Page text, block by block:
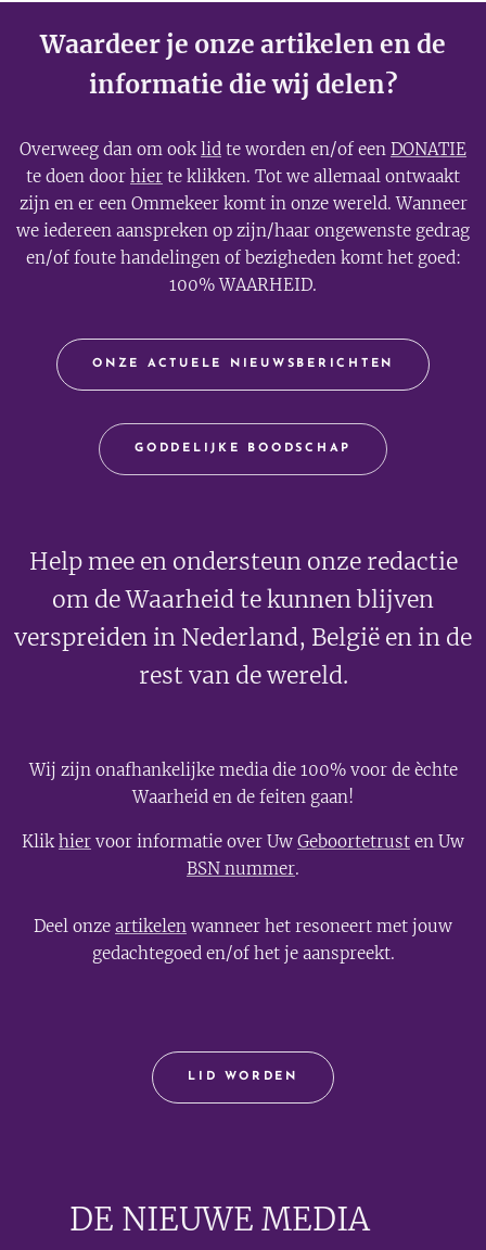
Waardeer je onze artikelen en de
informatie die wij delen?
Overweeg dan om ooklid te worden en/of een DONATIE
te doen door hier te klikken. Tot we allemaal ontwaakt
zijn en er een Ommekeer komt in onze wereld. Wanneer
we iedereen aanspreken op zijn/haar ongewenste gedrag
en/of foute handelingen of bezigheden komt het goed:
100% WAARHEID.
ONZE ACTUELE NIEUWSBERICHTEN
GODDELIJKE BOODSCHAP
Help mee en ondersteun onze redactie
om de Waarheid te kunnen blijven
verspreiden in Nederland, België en in de
rest van de wereld.
Wij zijn onafhankelijke media die 100% voor de èchte
Waarheid en de feiten gaan!
Klikhier voor informatie over Uw Geboortetrust en Uw
BSN nummer.
Deel onze artikelen wanneer het resoneert met jouw
gedachtegoed en/of het je aanspreekt.
LID WORDEN
DE NIEUWE MEDIA🟣